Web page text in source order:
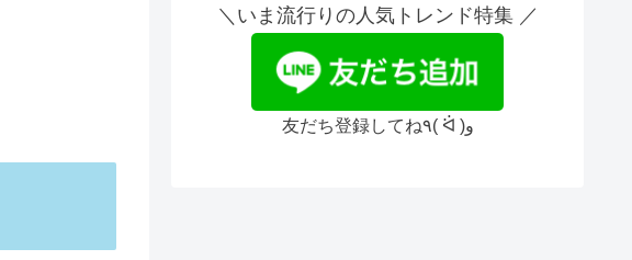
＼いま流行りの人気トレンド特集 ／
友だち登録してね٩( ᐛ )و